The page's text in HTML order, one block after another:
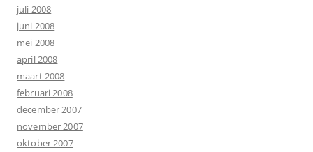
juli 2008
juni 2008
mei 2008
april 2008
maart 2008
februari 2008
december 2007
november 2007
oktober 2007